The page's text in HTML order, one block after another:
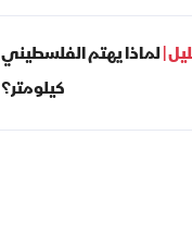
|
كيلومتر؟